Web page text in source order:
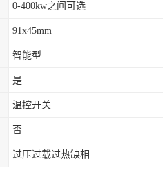
0-400kw之间可选
91x45mm
智能型
是
温控开关
否
过压过载过热缺相